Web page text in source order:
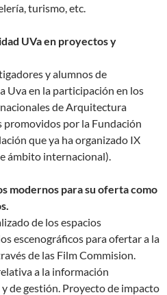
turismo, etc.
UVa en proyectos y
y alumnos de
Uva en la participación en los
de Arquitectura
por la Fundación
que ya ha organizado IX
ámbito internacional).
modernos para su oferta como
de los espacios
escenográficos para ofertar a la
de las Film Commision.
a la información
de gestión. Proyecto de impacto